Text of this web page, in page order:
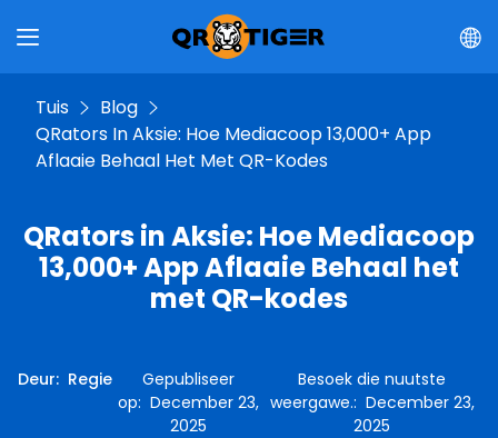
Tuis
Blog
QRators In Aksie: Hoe Mediacoop 13,000+ App
Aflaaie Behaal Het Met QR-Kodes
QRators in Aksie: Hoe Mediacoop
13,000+ App Aflaaie Behaal het
met QR-kodes
Deur: Regie
Gepubliseer
op: December 23,
2025
Besoek die nuutste
weergawe.: December 23,
2025